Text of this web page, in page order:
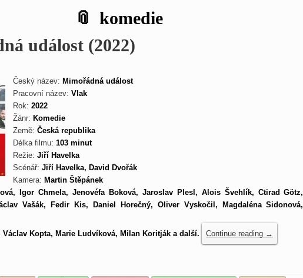
komedie
událost (2022)
Český název: Mimořádná událost
Pracovní název: Vlak
Rok: 2022
Žánr: Komedie
Země: Česká republika
Délka filmu: 103 minut
Režie: Jiří Havelka
Scénář: Jiří Havelka, David Dvořák
Kamera: Martin Štěpánek
Igor Chmela, Jenovéfa Boková, Jaroslav Plesl, Alois Švehlík, Ctirad Götz,
Vašák, Fedir Kis, Daniel Horečný, Oliver Vyskočil, Magdaléna Sidonová,
Václav Kopta, Marie Ludvíková, Milan Koritják a další. Continue reading →